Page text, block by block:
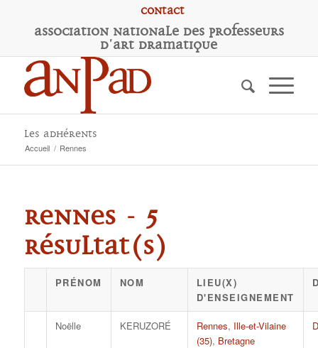
Contact
Association Nationale des Professeurs
d'Art Dramatique
Les adhérents
Accueil / Rennes
Rennes - 5
résultat(s)
PRÉNOM NOM
LIEU(X)
D'ENSEIGNEMENT
Noëlle KERUZORÉ Rennes, Ille-et-Vilaine
(35), Bretagne